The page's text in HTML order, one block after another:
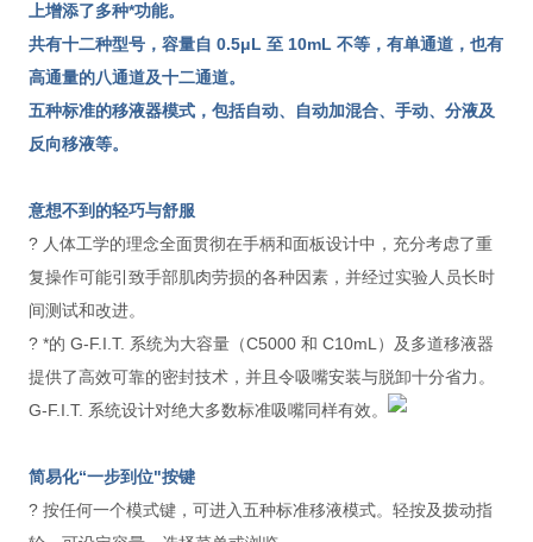
上增添了多种*功能。
共有十二种型号，容量自 0.5μL 至 10mL 不等，有单通道，也有
高通量的八通道及十二通道。
五种标准的移液器模式，包括自动、自动加混合、手动、分液及
反向移液等。
意想不到的轻巧与舒服
? 人体工学的理念全面贯彻在手柄和面板设计中，充分考虑了重
复操作可能引致手部肌肉劳损的各种因素，并经过实验人员长时
间测试和改进。
? *的 G-F.I.T. 系统为大容量（C5000 和 C10mL）及多道移液器
提供了高效可靠的密封技术，并且令吸嘴安装与脱卸十分省力。
G-F.I.T. 系统设计对绝大多数标准吸嘴同样有效。
简易化“一步到位"按键
? 按任何一个模式键，可进入五种标准移液模式。轻按及拨动指